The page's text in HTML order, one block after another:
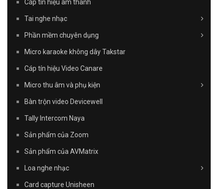
Cáp tín hiệu âm thanh
Tai nghe nhạc
Phần mềm chuyên dụng
Micro karaoke không dây Takstar
Cáp tín hiệu Video Canare
Micro thu âm và phụ kiện
Bàn trộn video Devicewell
Tally Intercom Naya
Sản phẩm của Zoom
Sản phẩm của AVMatrix
Loa nghe nhạc
Card capture Unisheen